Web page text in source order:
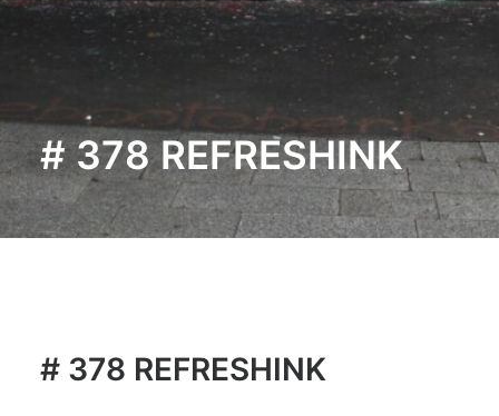
# 378 REFRESHINK
# 378 REFRESHINK